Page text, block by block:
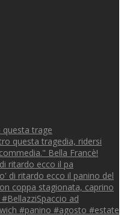
trage
ritardo ecco il pa